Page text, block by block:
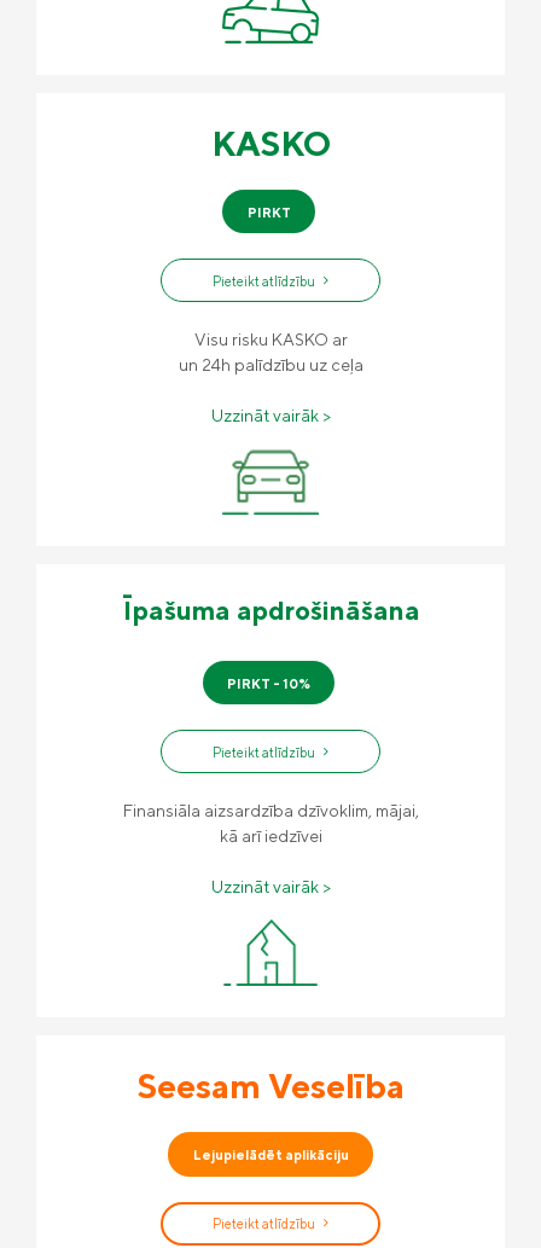
Vieglā valoda
KASKO
PIRKT
Pieteikt atlīdzību
Visu risku KASKO ar
un 24h palīdzību uz ceļa
Uzzināt vairāk >
Īpašuma apdrošināšana
PIRKT - 10%
Pieteikt atlīdzību
Finansiāla aizsardzība dzīvoklim, mājai,
kā arī iedzīvei
Uzzināt vairāk >
Seesam Veselība
Lejupielādēt aplikāciju
Pieteikt atlīdzību